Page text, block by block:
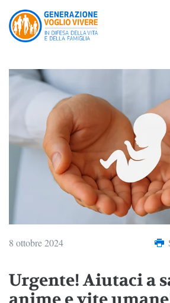
8 ottobre 2024
Urgente! Aiutaci a